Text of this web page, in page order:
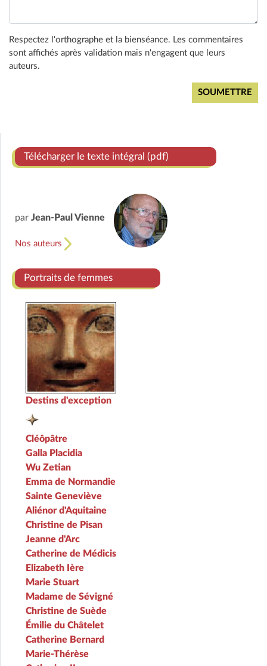
Respectez l'orthographe et la bienséance. Les commentaires
sont affichés après validation mais n'engagent que leurs
auteurs.
Télécharger le texte intégral (pdf)
par Jean-Paul Vienne
Nos auteurs
Portraits de femmes
Destins d'exception
Cléôpâtre
Galla Placidia
Wu Zetian
Emma de Normandie
Sainte Geneviève
Aliénor d'Aquitaine
Christine de Pisan
Jeanne d'Arc
Catherine de Médicis
Elizabeth Ière
Marie Stuart
Madame de Sévigné
Christine de Suède
Émilie du Châtelet
Catherine Bernard
Marie-Thérèse